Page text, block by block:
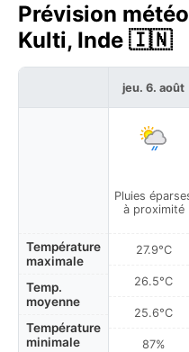
Prévision
Kulti, Inde 🇮🇳
Température
maximale
Temp.
moyenne
Température
minimale
jeu. 6. août
Pluies
à proximité
27.9°C
26.5°C
25.6°C
87%